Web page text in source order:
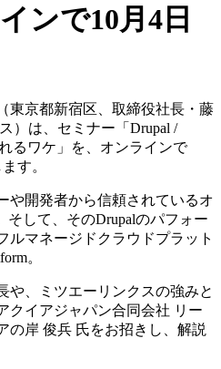
ンで10月4日
東京都新宿区、取締役社長・藤
）は、セミナー「Drupal /
るワケ」を、オンラインで
す。
や開発者から信頼されているオ
そして、そのDrupalのパフォー
ルマネージドクラウドプラット
。
や、ミツエーリンクスの強みと
クイアジャパン合同会社 リー
の岸 俊兵 氏をお招きし、解説